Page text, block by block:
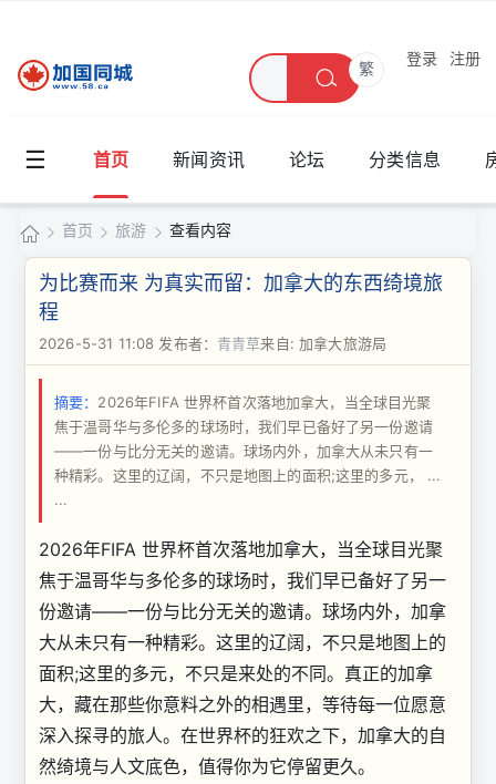
繁
登录 注册
☰ 首页 新闻资讯 论坛 分类信息
加
国
同
城
›
首页 旅游 查看内容
为比赛而来 为真实而留：加拿大的东西绮境旅
程
2026-5-31 11:08 发布者： 青青草来自: 加拿大旅游局
摘要： 2026年FIFA 世界杯首次落地加拿大，当全球目光聚
焦于温哥华与多伦多的球场时，我们早已备好了另一份邀请
——一份与比分无关的邀请。球场内外，加拿大从未只有一
种精彩。这里的辽阔，不只是地图上的面积;这里的多元， ...
...
2026年FIFA 世界杯首次落地加拿大，当全球目光聚
焦于温哥华与多伦多的球场时，我们早已备好了另一
份邀请——一份与比分无关的邀请。球场内外，加拿
大从未只有一种精彩。这里的辽阔，不只是地图上的
面积;这里的多元，不只是来处的不同。真正的加拿
大，藏在那些你意料之外的相遇里，等待每一位愿意
深入探寻的旅人。在世界杯的狂欢之下，加拿大的自
然绮境与人文底色，值得你为它停留更久。